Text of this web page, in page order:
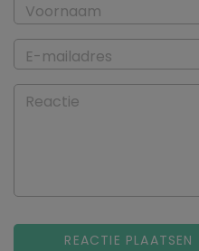
Voornaam
E-mailadres
Reactie